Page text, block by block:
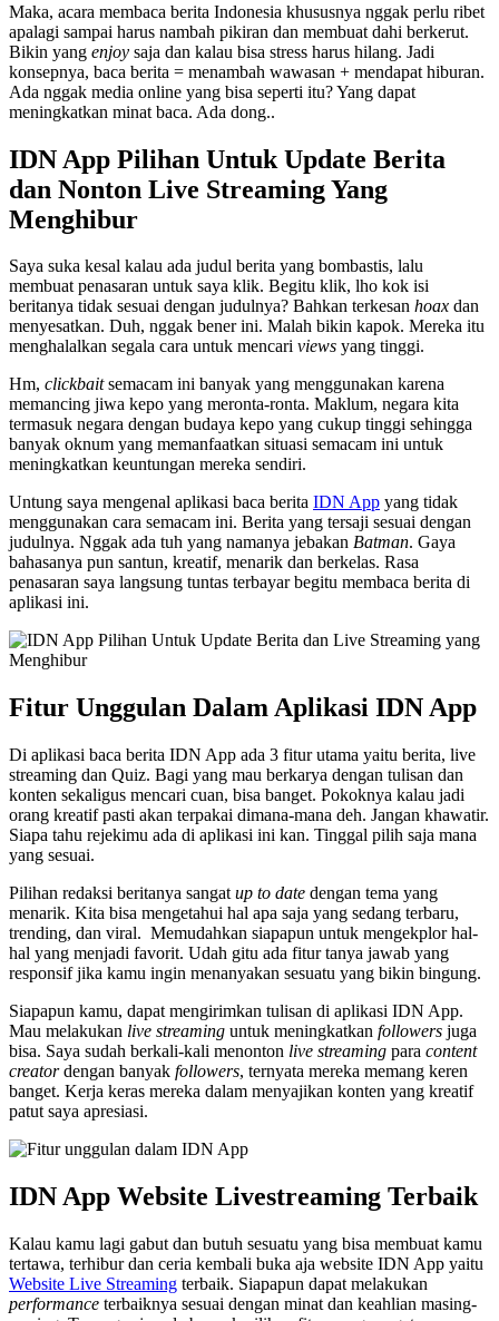
Maka, acara membaca berita Indonesia khususnya nggak perlu ribet
apalagi sampai harus nambah pikiran dan membuat dahi berkerut.
Bikin yang enjoy saja dan kalau bisa stress harus hilang. Jadi
konsepnya, baca berita = menambah wawasan + mendapat hiburan.
Ada nggak media online yang bisa seperti itu? Yang dapat
meningkatkan minat baca. Ada dong..
IDN App Pilihan Untuk Update Berita
dan Nonton Live Streaming Yang
Menghibur
Saya suka kesal kalau ada judul berita yang bombastis, lalu
membuat penasaran untuk saya klik. Begitu klik, lho kok isi
beritanya tidak sesuai dengan judulnya? Bahkan terkesan hoax dan
menyesatkan. Duh, nggak bener ini. Malah bikin kapok. Mereka itu
menghalalkan segala cara untuk mencari views yang tinggi.
Hm, clickbaitsemacam ini banyak yang menggunakan karena
memancing jiwa kepo yang meronta-ronta. Maklum, negara kita
termasuk negara dengan budaya kepo yang cukup tinggi sehingga
banyak oknum yang memanfaatkan situasi semacam ini untuk
meningkatkan keuntungan mereka sendiri.
Untung saya mengenal aplikasi baca berita IDN App yang tidak
menggunakan cara semacam ini. Berita yang tersaji sesuai dengan
judulnya. Nggak ada tuh yang namanya jebakan Batman. Gaya
bahasanya pun santun, kreatif, menarik dan berkelas. Rasa
penasaran saya langsung tuntas terbayar begitu membaca berita di
aplikasi ini.
Fitur Unggulan Dalam Aplikasi IDN App
Di aplikasi baca berita IDN App ada 3 fitur utama yaitu berita, live
streaming dan Quiz. Bagi yang mau berkarya dengan tulisan dan
konten sekaligus mencari cuan, bisa banget. Pokoknya kalau jadi
orang kreatif pasti akan terpakai dimana-mana deh. Jangan khawatir.
Siapa tahu rejekimu ada di aplikasi ini kan. Tinggal pilih saja mana
yang sesuai.
Pilihan redaksi beritanya sangat up to date dengan tema yang
menarik. Kita bisa mengetahui hal apa saja yang sedang terbaru,
trending, dan viral. Memudahkan siapapun untuk mengekplor hal-
hal yang menjadi favorit. Udah gitu ada fitur tanya jawab yang
responsif jika kamu ingin menanyakan sesuatu yang bikin bingung.
Siapapun kamu, dapat mengirimkan tulisan di aplikasi IDN App.
Mau melakukan live streaming untuk meningkatkan followers juga
bisa. Saya sudah berkali-kali menonton live streaming para content
creatordengan banyak followers, ternyata mereka memang keren
banget. Kerja keras mereka dalam menyajikan konten yang kreatif
patut saya apresiasi.
IDN App Website Livestreaming Terbaik
Kalau kamu lagi gabut dan butuh sesuatu yang bisa membuat kamu
tertawa, terhibur dan ceria kembali buka aja website IDN App yaitu
Website Live Streaming terbaik. Siapapun dapat melakukan
performance terbaiknya sesuai dengan minat dan keahlian masing-